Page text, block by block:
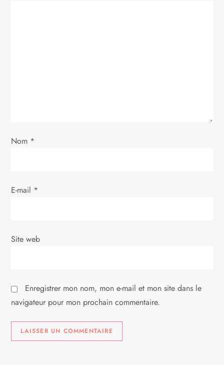
’
r
i
l
e
Nom *
E-mail *
Site web
Enregistrer mon nom, mon e-mail et mon site dans le
navigateur pour mon prochain commentaire.